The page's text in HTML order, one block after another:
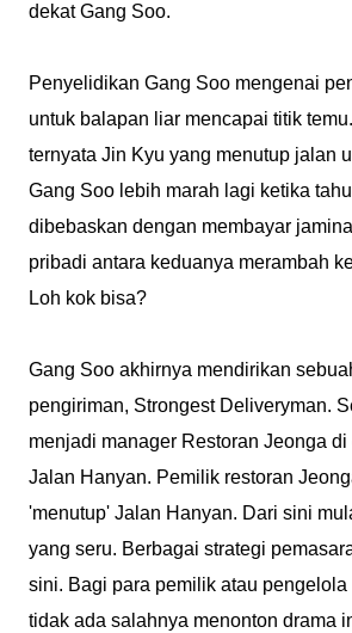
dekat Gang Soo.
Penyelidikan Gang Soo mengenai
untuk balapan liar mencapai titik
ternyata Jin Kyu yang menutup jalan
Gang Soo lebih marah lagi ketika
dibebaskan dengan membayar
pribadi antara keduanya merambah
Loh kok bisa?
Gang Soo akhirnya mendirikan
pengiriman, Strongest Deliveryman.
menjadi manager Restoran Jeonga
Jalan Hanyan. Pemilik restoran
'menutup' Jalan Hanyan. Dari sini
yang seru. Berbagai strategi
sini. Bagi para pemilik atau
tidak ada salahnya menonton drama